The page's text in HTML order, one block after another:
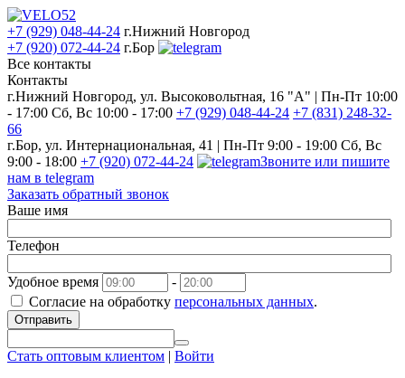
+7 (929) 048-44-24 г.Нижний Новгород
+7 (920) 072-44-24 г.Бор
Все контакты
Контакты
г.Нижний Новгород, ул. Высоковольтная, 16 "А" | Пн-Пт 10:00
- 17:00 Сб, Вс 10:00 - 17:00 +7 (929) 048-44-24 +7 (831) 248-32-
66
г.Бор, ул. Интернациональная, 41 | Пн-Пт 9:00 - 19:00 Сб, Вс
9:00 - 18:00 +7 (920) 072-44-24
Звоните или пишите
нам в telegram
Заказать обратный звонок
Ваше имя
Телефон
Удобное время
-
Согласие на обработку персональных данных.
Отправить
Стать оптовым клиентом | Войти